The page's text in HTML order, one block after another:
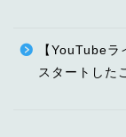
【YouTube
スタートした